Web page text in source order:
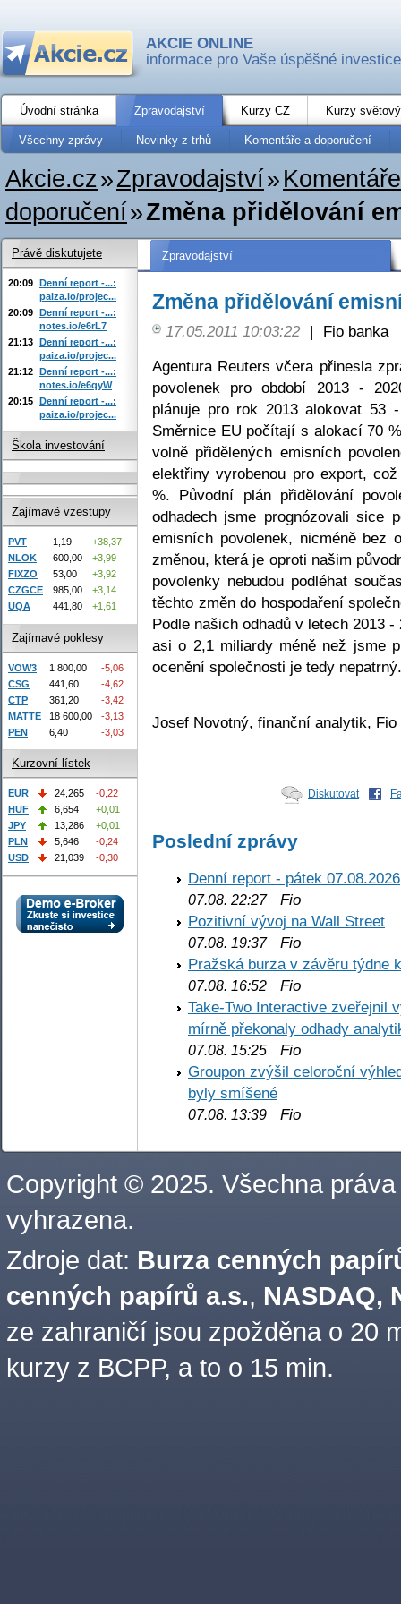
AKCIE ONLINE
informace pro Vaše úspěšné investice
Úvodní stránka Zpravodajství Kurzy CZ Kurzy
Všechny zprávy Novinky z trhů Komentáře a doporučení
Akcie.cz»Zpravodajství»
doporučení»Změna přidělování
Zpravodajství
Změna přidělování
17.05.2011 10:03:22 |
Fio banka
Agentura Reuters včera přinesla
povolenek pro období 2013 -
plánuje pro rok 2013 alokovat 53
Směrnice EU počítají s alokací 70
volně přidělených emisních
elektřiny vyrobenou pro export,
%. Původní plán přidělování
odhadech jsme prognózovali sice
emisních povolenek, nicméně
změnou, která je oproti našim
povolenky nebudou podléhat
těchto změn do hospodaření
Podle našich odhadů v letech 2013
asi o 2,1 miliardy méně než jsme
ocenění společnosti je tedy nepatrný.
Josef Novotný, finanční analytik, Fio
Diskutovat
Poslední zprávy
Denní report - pátek 07.08.2026
07.08. 22:27Fio
Pozitivní vývoj na Wall Street
07.08. 19:37Fio
Pražská burza v závěru týdne
07.08. 16:52 Fio
Take-Two Interactive zveřejnil
mírně překonaly odhady
07.08. 15:25 Fio
Groupon zvýšil celoroční
byly smíšené
07.08. 13:39 Fio
Právě diskutujete
20:09 Denní report -...:
paiza.io/projec...
20:09 Denní report -...:
notes.io/e6rL7
21:13 Denní report -...:
paiza.io/projec...
21:12 Denní report -...:
notes.io/e6qyW
20:15 Denní report -...:
paiza.io/projec...
Škola investování
Zajímavé vzestupy
PVT 1,19
+38,37
NLOK
600,00
+3,99
FIXZO
53,00
+3,92
CZGCE
985,00
+3,14
UQA
441,80 +1,61
Zajímavé poklesy
VOW3 1 800,00
-5,06
CSG
441,60
-4,62
CTP
361,20
-3,42
MATTE
18 600,00
-3,13
PEN
6,40 -3,03
Kurzovní lístek
EUR 24,265
-0,22
HUF
6,654
+0,01
JPY
13,286
+0,01
PLN
5,646
-0,24
USD
21,039 -0,30
Copyright © 2025. Všechna práva
vyhrazena.
Zdroje dat: Burza cenných
cenných papírů a.s., NASDAQ,
ze zahraničí jsou zpožděna o 20
kurzy z BCPP, a to o 15 min.